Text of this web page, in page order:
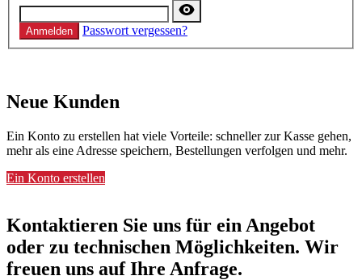
Anmelden Passwort vergessen?
Neue Kunden
Ein Konto zu erstellen hat viele Vorteile: schneller zur Kasse gehen,
mehr als eine Adresse speichern, Bestellungen verfolgen und mehr.
Ein Konto erstellen
Kontaktieren Sie uns für ein Angebot
oder zu technischen Möglichkeiten. Wir
freuen uns auf Ihre Anfrage.